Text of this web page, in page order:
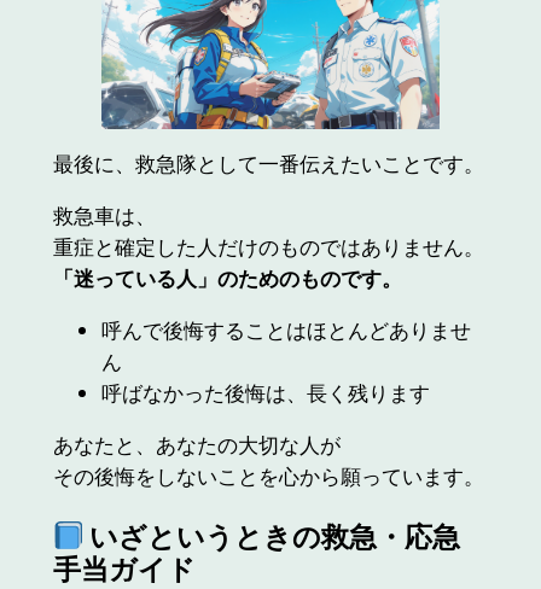
最後に、救急隊として一番伝えたいことです。
救急車は、
重症と確定した人だけのものではありません。
「迷っている人」のためのものです。
呼んで後悔することはほとんどありませ
ん
呼ばなかった後悔は、長く残ります
あなたと、あなたの大切な人が
その後悔をしないことを心から願っています。
いざというときの救急・応急
手当ガイド